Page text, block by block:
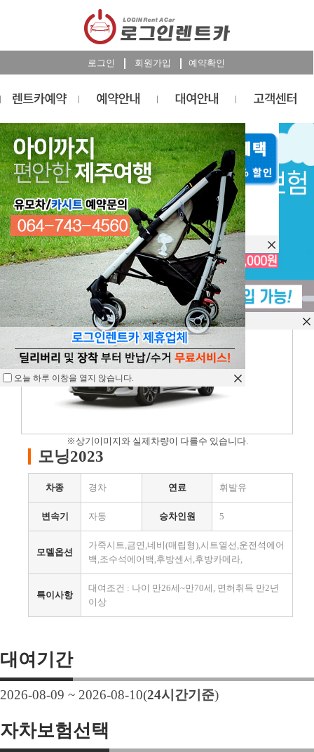
로그인 회원가입 예약확인
렌트카예약
RESERVATION
렌트카 예약하기
※상기이미지와 실제차량이 다를수 있습니다.
모닝2023
차종 경차 연료 휘발유
변속기 자동 승차인원 5
모델옵션
가죽시트,금연,네비(매립형),시트열선,운전석에어
백,조수석에어백,후방센서,후방카메라,
특이사항
대여조건 : 나이 만26세~만70세, 면허취득 만2년
이상
대여기간
2026-08-09 ~ 2026-08-10(24시간기준)
자차보험선택
오늘 하루 이창을 열지 않습니다.
오늘 하루 이창을 열지 않습니다.
오늘 하루 이창을 열지 않습니다.
오늘 하루 이창을 열지 않습니다.